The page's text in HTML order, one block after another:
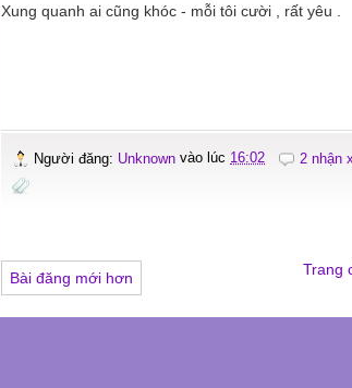
Xung quanh ai cũng khóc - mỗi tôi cười , rất yêu .
Người đăng: Unknown vào lúc 16:02 2 nhận
Bài đăng mới hơn Trang